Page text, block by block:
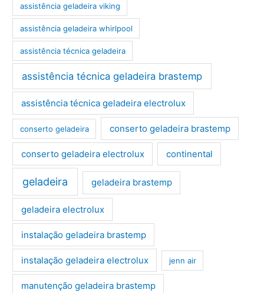
assistência geladeira viking
assistência geladeira whirlpool
assistência técnica geladeira
assistência técnica geladeira brastemp
assistência técnica geladeira electrolux
conserto geladeira conserto geladeira brastemp
conserto geladeira electrolux continental
geladeira geladeira brastemp
geladeira electrolux
instalação geladeira brastemp
instalação geladeira electrolux jenn air
manutenção geladeira brastemp